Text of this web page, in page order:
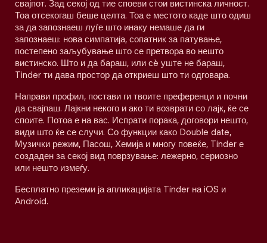
свајпот. Зад секој од тие споеви стои вистинска личност.
Тоа отсекогаш беше целта. Тоа е местото каде што одиш
за да запознаеш луѓе што инаку немаше да ги
запознаеш: нова симпатија, сопатник за патување,
постепено заљубување што се претвора во нешто
вистинско. Што и да бараш, или сè уште не бараш,
Tinder ти дава простор да откриеш што ти одговара.
Направи профил, постави ги твоите преференци и почни
да свајпаш. Лајкни некого и ако ти возврати со лајк, ќе се
споите. Потоа е на вас. Испрати порака, договори нешто,
види што ќе се случи. Со функции како Double date,
Музички режим, Пасош, Хемија и многу повеќе, Tinder е
создаден за секој вид поврзување: лежерно, сериозно
или нешто измеѓу.
Бесплатно преземи ја апликацијата Tinder на iOS и
Android.